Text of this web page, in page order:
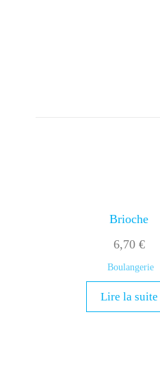
Brioche
6,70 €
Boulangerie
Lire la suite